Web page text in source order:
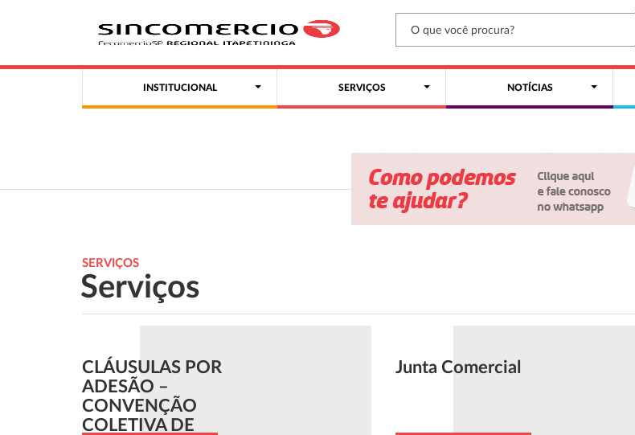
INSTITUCIONAL SERVIÇOS NOTÍCIAS
SERVIÇOS
Serviços
CLÁUSULAS POR
ADESÃO –
CONVENÇÃO
COLETIVA DE
Junta Comercial